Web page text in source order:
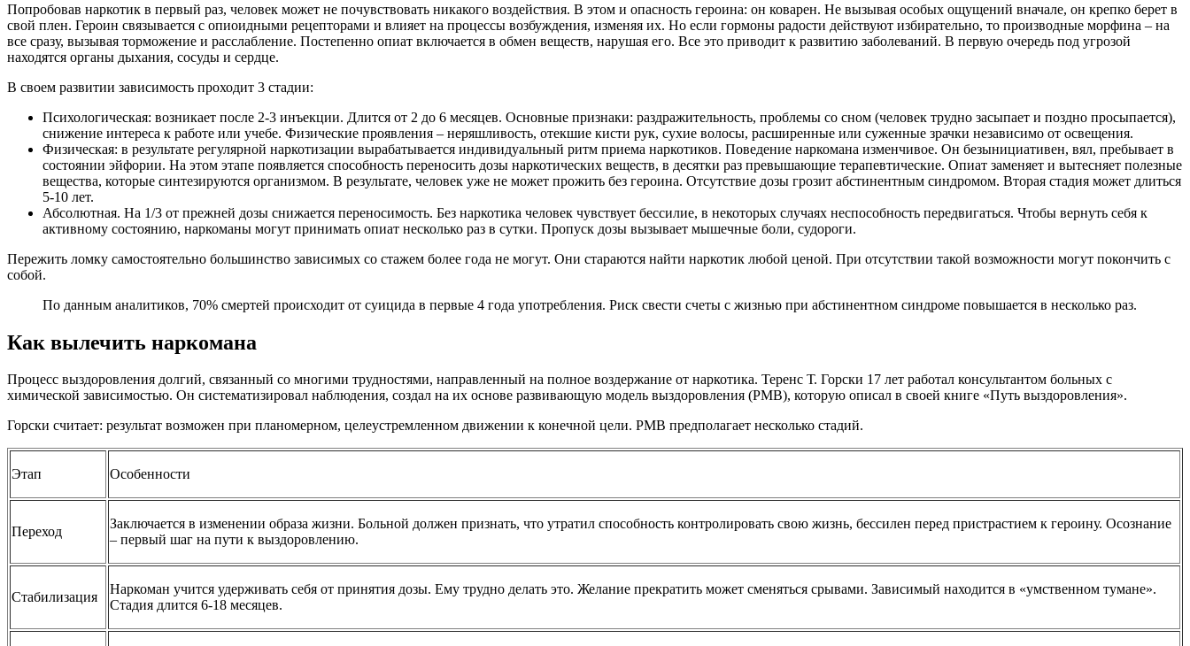
Попробовав наркотик в первый раз, человек может не почувствовать никакого воздействия. В этом и опасность героина: он коварен. Не вызывая особых ощущений вначале, он крепко берет в
свой плен. Героин связывается с опиоидными рецепторами и влияет на процессы возбуждения, изменяя их. Но если гормоны радости действуют избирательно, то производные морфина – на
все сразу, вызывая торможение и расслабление. Постепенно опиат включается в обмен веществ, нарушая его. Все это приводит к развитию заболеваний. В первую очередь под угрозой
находятся органы дыхания, сосуды и сердце.
В своем развитии зависимость проходит 3 стадии:
Психологическая: возникает после 2-3 инъекции. Длится от 2 до 6 месяцев. Основные признаки: раздражительность, проблемы со сном (человек трудно засыпает и поздно просыпается),
снижение интереса к работе или учебе. Физические проявления – неряшливость, отекшие кисти рук, сухие волосы, расширенные или суженные зрачки независимо от освещения.
Физическая: в результате регулярной наркотизации вырабатывается индивидуальный ритм приема наркотиков. Поведение наркомана изменчивое. Он безынициативен, вял, пребывает в
состоянии эйфории. На этом этапе появляется способность переносить дозы наркотических веществ, в десятки раз превышающие терапевтические. Опиат заменяет и вытесняет полезные
вещества, которые синтезируются организмом. В результате, человек уже не может прожить без героина. Отсутствие дозы грозит абстинентным синдромом. Вторая стадия может длиться
5-10 лет.
Абсолютная. На 1/3 от прежней дозы снижается переносимость. Без наркотика человек чувствует бессилие, в некоторых случаях неспособность передвигаться. Чтобы вернуть себя к
активному состоянию, наркоманы могут принимать опиат несколько раз в сутки. Пропуск дозы вызывает мышечные боли, судороги.
Пережить ломку самостоятельно большинство зависимых со стажем более года не могут. Они стараются найти наркотик любой ценой. При отсутствии такой возможности могут покончить с
собой.
По данным аналитиков, 70% смертей происходит от суицида в первые 4 года употребления. Риск свести счеты с жизнью при абстинентном синдроме повышается в несколько раз.
Как вылечить наркомана
Процесс выздоровления долгий, связанный со многими трудностями, направленный на полное воздержание от наркотика. Теренс Т. Горски 17 лет работал консультантом больных с
химической зависимостью. Он систематизировал наблюдения, создал на их основе развивающую модель выздоровления (РМВ), которую описал в своей книге «Путь выздоровления».
Горски считает: результат возможен при планомерном, целеустремленном движении к конечной цели. РМВ предполагает несколько стадий.
Этап Особенности
Переход
Заключается в изменении образа жизни. Больной должен признать, что утратил способность контролировать свою жизнь, бессилен перед пристрастием к героину. Осознание
– первый шаг на пути к выздоровлению.
Стабилизация
Наркоман учится удерживать себя от принятия дозы. Ему трудно делать это. Желание прекратить может сменяться срывами. Зависимый находится в «умственном тумане».
Стадия длится 6-18 месяцев.